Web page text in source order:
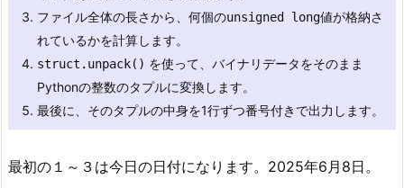
ファイル全体の長さから、何個のunsigned long値が格納さ
れているかを計算します。
struct.unpack() を使って、バイナリデータをそのまま
Pythonの整数のタプルに変換します。
最後に、そのタプルの中身を1行ずつ番号付きで出力します。
最初の１～３は今日の日付になります。2025年6月8日。